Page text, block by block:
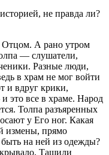
не правда ли?
А рано утром
— слушатели,
Разные люди,
в храм не мог войти
и вдруг крики,
это все в храме. Народ
Толпа разъяренных
у Его ног. Какая
измены, прямо
на ней из одежды?
Тащили